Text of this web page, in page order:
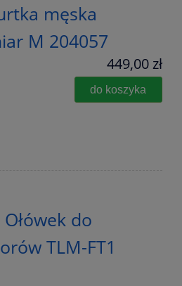
męska
M 204057
449,00 zł
do koszyka
Ołówek do
TLM-FT1